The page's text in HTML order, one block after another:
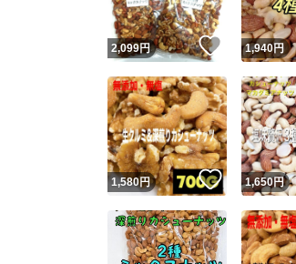
2,099円 いいね！
1,940円
1,580円 いいね！
1,650円